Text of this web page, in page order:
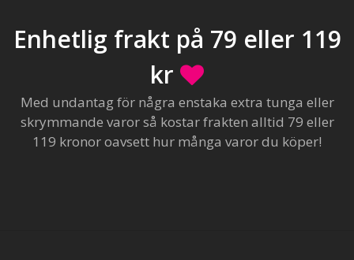
Enhetlig frakt på 79 eller 119
kr
Med undantag för några enstaka extra tunga eller
skrymmande varor så kostar frakten alltid 79 eller
119 kronor oavsett hur många varor du köper!